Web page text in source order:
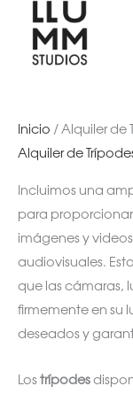
contenido
Inicio / Alquiler de
Alquiler de
Incluimos una
para
imágenes y
audiovisuales.
que las cámaras,
firmemente en su
deseados y
Lostrípodes